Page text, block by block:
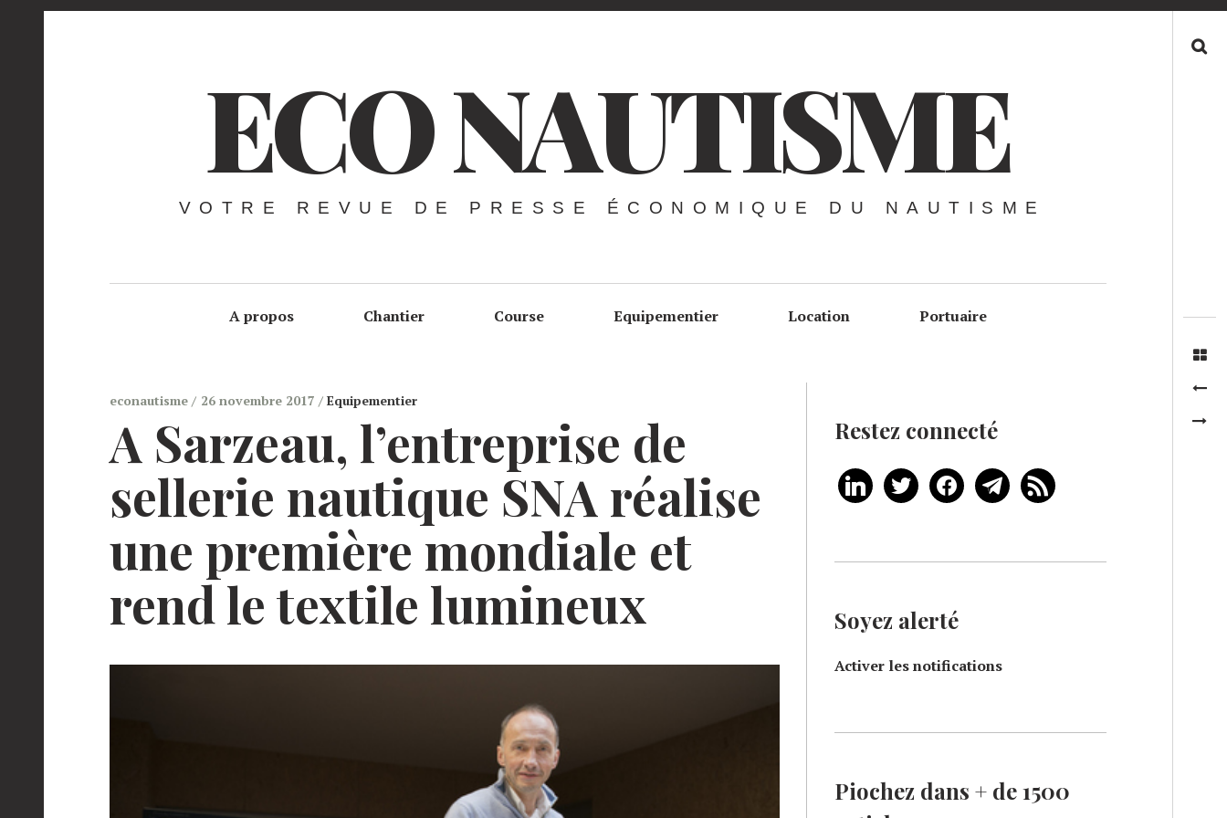
ECO NAUTISME
VOTRE REVUE DE PRESSE ÉCONOMIQUE DU NAUTISME
A propos Chantier Course Equipementier Location Portuaire
econautisme 26 novembre 2017 Equipementier
A Sarzeau, l’entreprise de
sellerie nautique SNA réalise
une première mondiale et
rend le textile lumineux
Restez connecté
Soyez alerté
Activer les notifications
Piochez dans + de 1500